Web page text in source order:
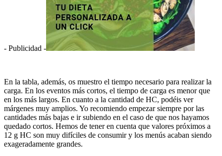
- Publicidad -
En la tabla, además, os muestro el tiempo necesario para realizar la
carga. En los eventos más cortos, el tiempo de carga es menor que
en los más largos. En cuanto a la cantidad de HC, podéis ver
márgenes muy amplios. Yo recomiendo empezar siempre por las
cantidades más bajas e ir subiendo en el caso de que nos hayamos
quedado cortos. Hemos de tener en cuenta que valores próximos a
12 g HC son muy difíciles de consumir y los menús acaban siendo
exageradamente grandes.